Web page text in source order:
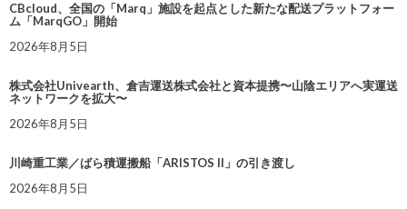
CBcloud、全国の「Marq」施設を起点とした新たな配送プラットフォー
ム「MarqGO」開始
2026年8月5日
株式会社Univearth、倉吉運送株式会社と資本提携〜山陰エリアへ実運送
ネットワークを拡大〜
2026年8月5日
川崎重工業／ばら積運搬船「ARISTOS II」の引き渡し
2026年8月5日